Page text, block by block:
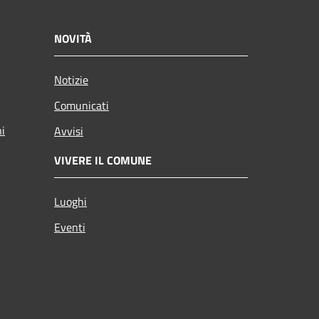
NOVITÀ
Notizie
Comunicati
Avvisi
VIVERE IL COMUNE
Luoghi
Eventi